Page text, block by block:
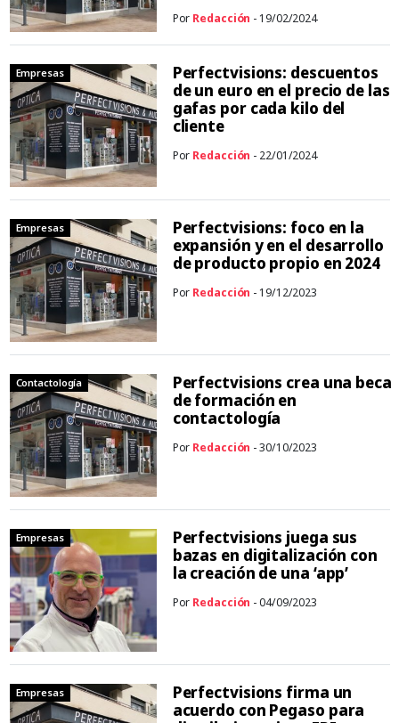
Por Redacción - 19/02/2024
Empresas
Perfectvisions: descuentos
de un euro en el precio de las
gafas por cada kilo del
cliente
Por Redacción - 22/01/2024
Empresas
Perfectvisions: foco en la
expansión y en el desarrollo
de producto propio en 2024
Por Redacción - 19/12/2023
Contactología
Perfectvisions crea una beca
de formación en
contactología
Por Redacción - 30/10/2023
Empresas
Perfectvisions juega sus
bazas en digitalización con
la creación de una ‘app’
Por Redacción - 04/09/2023
Empresas
Perfectvisions firma un
acuerdo con Pegaso para